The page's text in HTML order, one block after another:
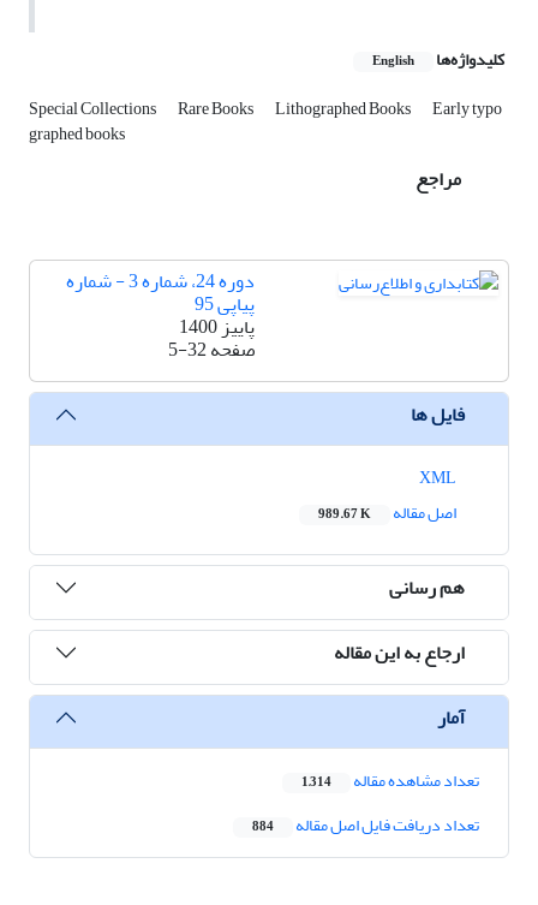
کلیدواژه‌ها English
Special Collections Rare Books Lithographed Books Early typo
graphed books
مراجع
دوره 24، شماره 3 - شماره
پیاپی 95
پاییز 1400
صفحه5-32
فایل ها
اصل مقاله
989.67 K
هم رسانی
ارجاع به این مقاله
آمار
تعداد مشاهده مقاله 1,314
تعداد دریافت فایل اصل مقاله 884